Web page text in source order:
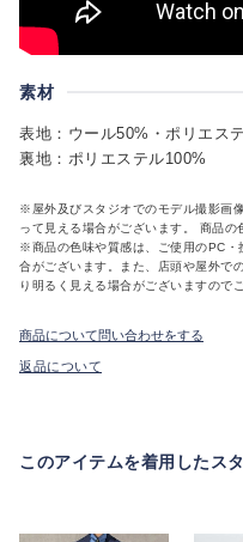
素材
表地：ウール50%・ポリエス
裏地：ポリエステル100%
※屋外及びスタジオでのモデル撮影画
って見える場合がございます。 商品の
※商品の色味や質感は、ご使用のPC・
合がございます。また、店頭や屋外で
り明るく見える場合がございますので
商品について問い合わせをする
返品について
このアイテムを着用したス